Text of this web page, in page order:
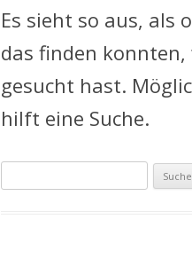
Es sieht so aus, als
das finden konnten,
gesucht hast.
hilft eine Suche.
Suche